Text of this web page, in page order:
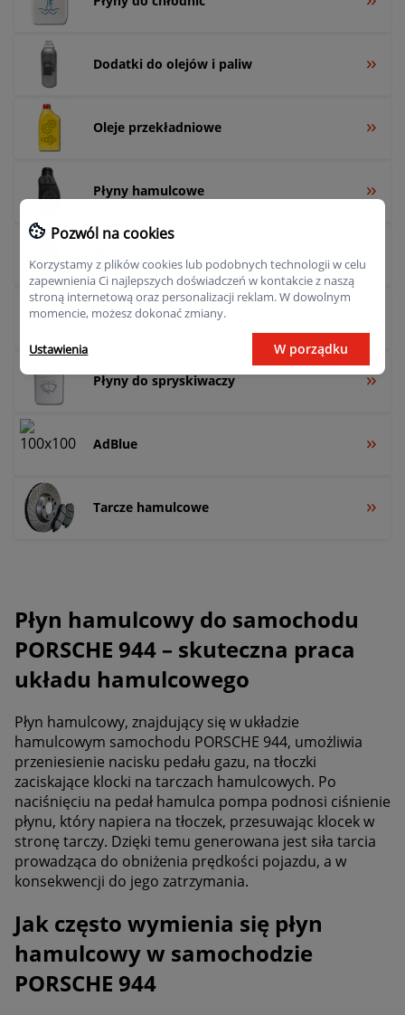
Dodatki do olejów i paliw
Oleje przekładniowe
Płyny hamulcowe
Oleje hydrauliczne
Płyny do spryskiwaczy
AdBlue
Tarcze hamulcowe
Płyn hamulcowy do samochodu
PORSCHE 944 – skuteczna praca
układu hamulcowego
Płyn hamulcowy, znajdujący się w układzie
hamulcowym samochodu PORSCHE 944, umożliwia
przeniesienie nacisku pedału gazu, na tłoczki
zaciskające klocki na tarczach hamulcowych. Po
naciśnięciu na pedał hamulca pompa podnosi ciśnienie
płynu, który napiera na tłoczek, przesuwając klocek w
stronę tarczy. Dzięki temu generowana jest siła tarcia
prowadząca do obniżenia prędkości pojazdu, a w
konsekwencji do jego zatrzymania.
Jak często wymienia się płyn
hamulcowy w samochodzie
PORSCHE 944
Pozwól na cookies
Korzystamy z plików cookies lub podobnych technologii w celu
zapewnienia Ci najlepszych doświadczeń w kontakcie z naszą
stroną internetową oraz personalizacji reklam. W dowolnym
momencie, możesz dokonać zmiany.
Ustawienia W porządku